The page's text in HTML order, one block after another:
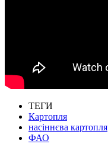
ТЕГИ
Картопля
насіннєва картопля
ФАО